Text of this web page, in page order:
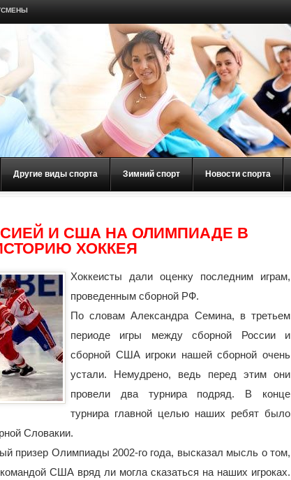
Другие виды спорта Зимний спорт Новости спорта
И США НА ОЛИМПИАДЕ В
ХОККЕЯ
Хоккеисты дали оценку последним играм,
проведенным сборной РФ.
По словам Александра Семина, в третьем
периоде игры между сборной России и
сборной США игроки нашей сборной очень
устали. Немудрено, ведь перед этим они
провели два турнира подряд. В конце
турнира главной целью наших ребят было
Словакии.
призер Олимпиады 2002-го года, высказал мысль о том,
США вряд ли могла сказаться на наших игроках.